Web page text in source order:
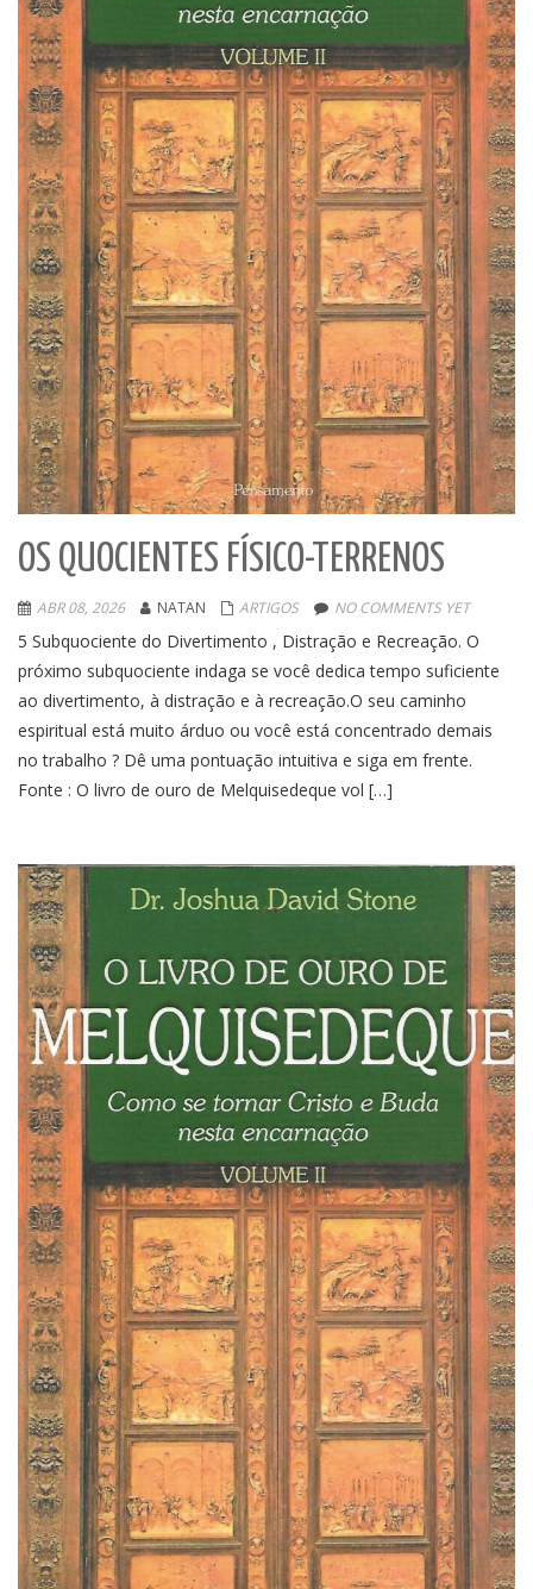
OS QUOCIENTES FÍSICO-TERRENOS
ABR 08, 2026 NATAN ARTIGOS NO COMMENTS YET
5 Subquociente do Divertimento , Distração e Recreação. O
próximo subquociente indaga se você dedica tempo suficiente
ao divertimento, à distração e à recreação.O seu caminho
espiritual está muito árduo ou você está concentrado demais
no trabalho ? Dê uma pontuação intuitiva e siga em frente.
Fonte : O livro de ouro de Melquisedeque vol […]